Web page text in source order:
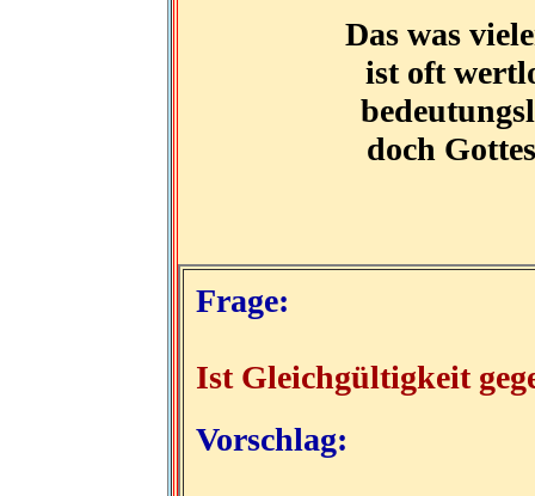
Das was
ist oft
doch
Frage:
Ist Gleichgültigkeit
Vorschlag: